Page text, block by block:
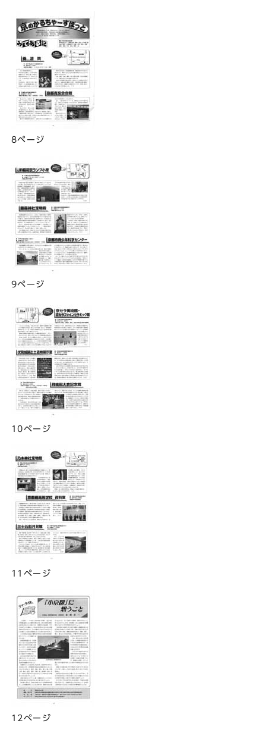
8ページ
9ページ
10ページ
11ページ
12ページ